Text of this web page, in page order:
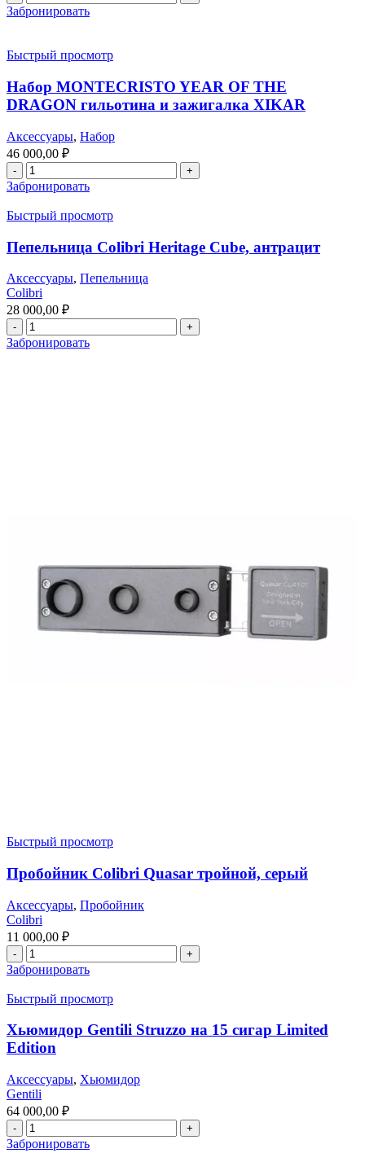
Забронировать
Быстрый просмотр
Набор MONTECRISTO YEAR OF THE
DRAGON гильотина и зажигалка XIKAR
Аксессуары, Набор
46 000,00 ₽
Забронировать
Быстрый просмотр
Пепельница Colibri Heritage Cube, антрацит
Аксессуары, Пепельница
Colibri
28 000,00 ₽
Забронировать
Быстрый просмотр
Пробойник Colibri Quasar тройной, серый
Аксессуары, Пробойник
Colibri
11 000,00 ₽
Забронировать
Быстрый просмотр
Хьюмидор Gentili Struzzo на 15 сигар Limited
Edition
Аксессуары, Хьюмидор
Gentili
64 000,00 ₽
Забронировать